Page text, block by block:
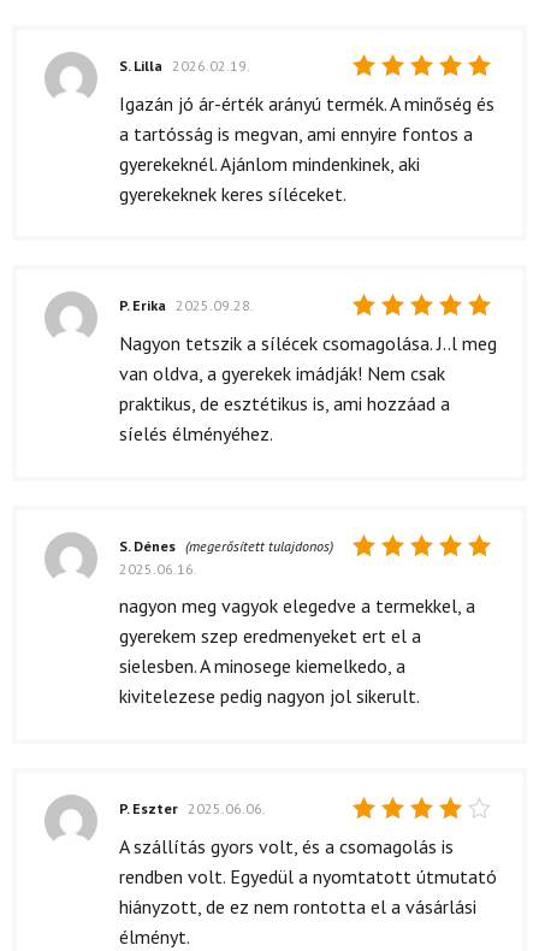
Értékelés:
S. Lilla 2026.02.19.
Igazán jó ár-érték arányú termék. A minőség és
a tartósság is megvan, ami ennyire fontos a
gyerekeknél. Ajánlom mindenkinek, aki
gyerekeknek keres síléceket.
Értékelés:
/ 5
P. Erika 2025.09.28.
Nagyon tetszik a sílécek csomagolása. J..l meg
van oldva, a gyerekek imádják! Nem csak
praktikus, de esztétikus is, ami hozzáad a
síelés élményéhez.
5 / 5
S. Dénes (megerősített tulajdonos)
2025.06.16.
nagyon meg vagyok elegedve a termekkel, a
gyerekem szep eredmenyeket ert el a
sielesben. A minosege kiemelkedo, a
kivitelezese pedig nagyon jol sikerult.
Értékelés:
/ 5
P. Eszter 2025.06.06.
A szállítás gyors volt, és a csomagolás is
rendben volt. Egyedül a nyomtatott útmutató
hiányzott, de ez nem rontotta el a vásárlási
élményt.